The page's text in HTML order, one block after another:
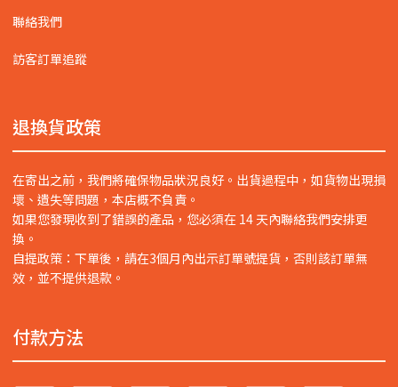
聯絡我們
訪客訂單追蹤
退換貨政策
在寄出之前，我們將確保物品狀況良好。出貨過程中，如貨物出現損
壞、遺失等問題，本店概不負責。
如果您發現收到了錯誤的產品，您必須在 14 天內聯絡我們安排更
換。
自提政策：下單後，請在3個月內出示訂單號提貨，否則該訂單無
效，並不提供退款。
付款方法